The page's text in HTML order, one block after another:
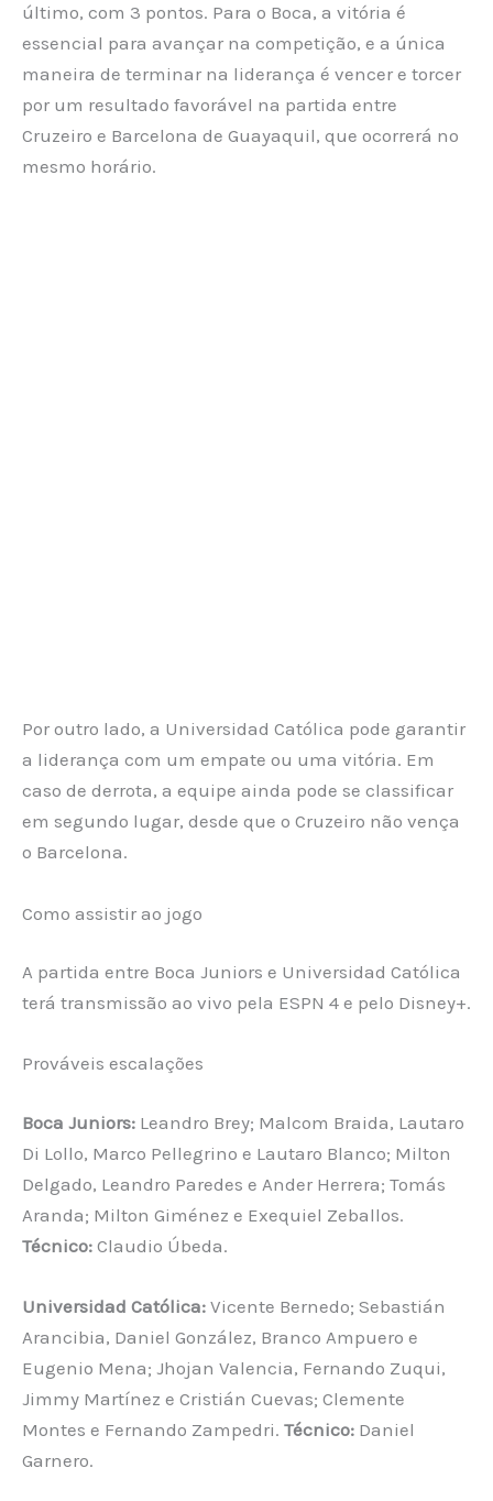
último, com 3 pontos. Para o Boca, a vitória é
essencial para avançar na competição, e a única
maneira de terminar na liderança é vencer e torcer
por um resultado favorável na partida entre
Cruzeiro e Barcelona de Guayaquil, que ocorrerá no
mesmo horário.
Por outro lado, a Universidad Católica pode garantir
a liderança com um empate ou uma vitória. Em
caso de derrota, a equipe ainda pode se classificar
em segundo lugar, desde que o Cruzeiro não vença
o Barcelona.
Como assistir ao jogo
A partida entre Boca Juniors e Universidad Católica
terá transmissão ao vivo pela ESPN 4 e pelo Disney+.
Prováveis escalações
Boca Juniors: Leandro Brey; Malcom Braida, Lautaro
Di Lollo, Marco Pellegrino e Lautaro Blanco; Milton
Delgado, Leandro Paredes e Ander Herrera; Tomás
Aranda; Milton Giménez e Exequiel Zeballos.
Técnico: Claudio Úbeda.
Universidad Católica: Vicente Bernedo; Sebastián
Arancibia, Daniel González, Branco Ampuero e
Eugenio Mena; Jhojan Valencia, Fernando Zuqui,
Jimmy Martínez e Cristián Cuevas; Clemente
Montes e Fernando Zampedri. Técnico: Daniel
Garnero.